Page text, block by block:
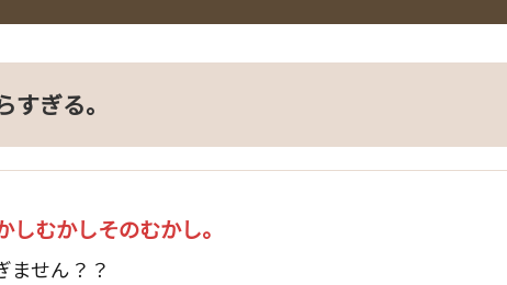
ぎる。
しむかしそのむかし。
ません？？